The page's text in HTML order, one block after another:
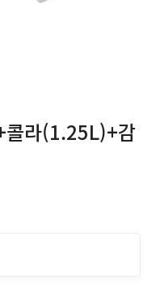
콜라(1.25L)+감